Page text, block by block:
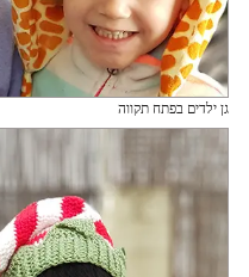
גן ילדים בפתח תקווה